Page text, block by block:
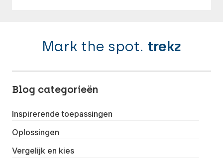
Mark the spot. trekz
Blog categorieën
Inspirerende toepassingen
Oplossingen
Vergelijk en kies